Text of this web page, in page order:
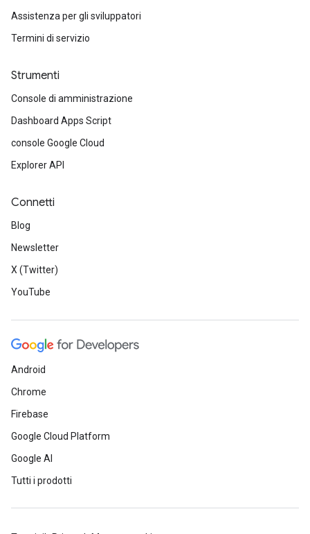
Assistenza per gli sviluppatori
Termini di servizio
Strumenti
Console di amministrazione
Dashboard Apps Script
console Google Cloud
Explorer API
Connetti
Blog
Newsletter
X (Twitter)
YouTube
Android
Chrome
Firebase
Google Cloud Platform
Google AI
Tutti i prodotti